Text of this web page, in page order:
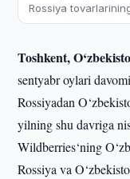
Rossiya
Toshkent,
sentyabr oylari
Rossiyadan
yilning shu davriga
Wildberries‘ning
Rossiya va